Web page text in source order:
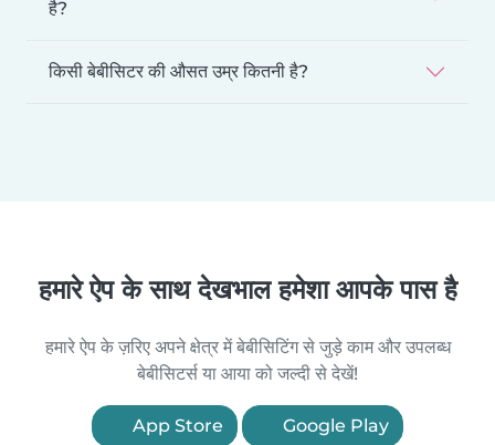
है?
किसी बेबीसिटर की औसत उम्र कितनी है?
हमारे ऐप के साथ देखभाल हमेशा आपके पास है
हमारे ऐप के ज़रिए अपने क्षेत्र में बेबीसिटिंग से जुड़े काम और उपलब्ध
बेबीसिटर्स या आया को जल्दी से देखें!
App Store Google Play